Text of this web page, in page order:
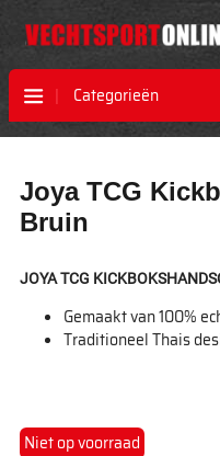
Categorieën
naar
het
einde
de
gallerij
naar
het
begin
de
gallerij
Joya TCG
Bruin
JOYA TCG
Gemaakt van 100%
Traditioneel Thais
Niet op voorraad